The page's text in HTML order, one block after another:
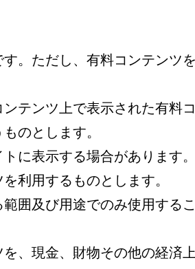
。ただし、有料コンテンツ
テンツ上で表示された有料
のとします。
に表示する場合があります
利用するものとします。
囲及び用途でのみ使用する
、現金、財物その他の経済